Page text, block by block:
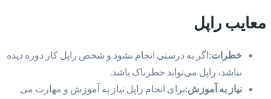
معایب راپل
خطرات:اگر به درستی انجام نشود و شخص راپل کار دوره دیده
نباشد، راپل می‌تواند خطرناک باشد.
نیاز به آموزش:برای انجام راپل نیاز به آموزش و مهارت می